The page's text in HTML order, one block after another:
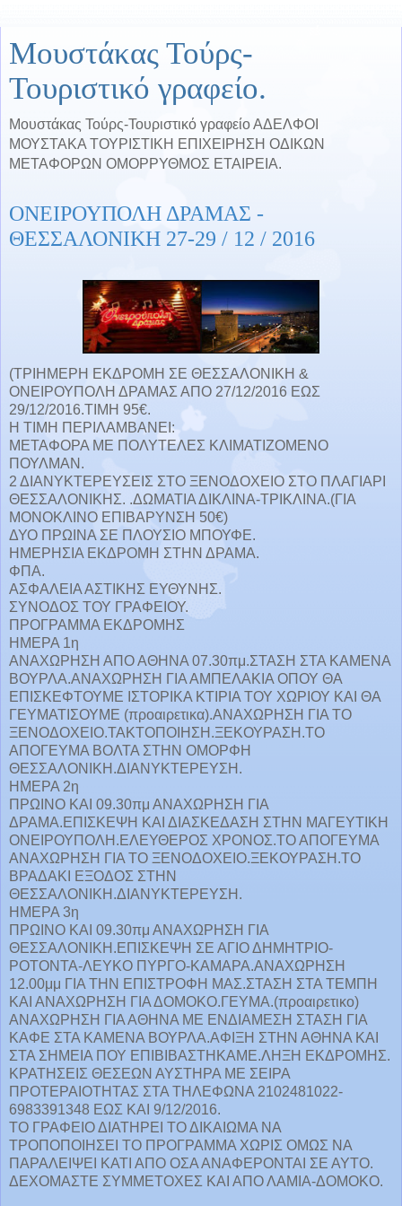
Μουστάκας Τούρς-
Τουριστικό γραφείο.
Μουστάκας Τούρς-Τουριστικό γραφείο ΑΔΕΛΦΟΙ
ΜΟΥΣΤΑΚΑ ΤΟΥΡΙΣΤΙΚΗ ΕΠΙΧΕΙΡΗΣΗ ΟΔΙΚΩΝ
ΜΕΤΑΦΟΡΩΝ ΟΜΟΡΡΥΘΜΟΣ ΕΤΑΙΡΕΙΑ.
ΟΝΕΙΡΟΥΠΟΛΗ ΔΡΑΜΑΣ -
ΘΕΣΣΑΛΟΝΙΚΗ 27-29 / 12 / 2016
(ΤΡΙΗΜΕΡΗ ΕΚΔΡΟΜΗ ΣΕ ΘΕΣΣΑΛΟΝΙΚΗ &
ΟΝΕΙΡΟΥΠΟΛΗ ΔΡΑΜΑΣ ΑΠΟ 27/12/2016 ΕΩΣ
29/12/2016.ΤΙΜΗ 95€.
Η ΤΙΜΗ ΠΕΡΙΛΑΜΒΑΝΕΙ:
ΜΕΤΑΦΟΡΑ ΜΕ ΠΟΛΥΤΕΛΕΣ ΚΛΙΜΑΤΙΖΟΜΕΝΟ
ΠΟΥΛΜΑΝ.
2 ΔΙΑΝΥΚΤΕΡΕΥΣΕΙΣ ΣΤΟ ΞΕΝΟΔΟΧΕΙΟ ΣΤΟ ΠΛΑΓΙΑΡΙ
ΘΕΣΣΑΛΟΝΙΚΗΣ. .ΔΩΜΑΤΙΑ ΔΙΚΛΙΝΑ-ΤΡΙΚΛΙΝΑ.(ΓΙΑ
ΜΟΝΟΚΛΙΝΟ ΕΠΙΒΑΡΥΝΣΗ 50€)
ΔΥΟ ΠΡΩΙΝΑ ΣΕ ΠΛΟΥΣΙΟ ΜΠΟΥΦΕ.
ΗΜΕΡΗΣΙΑ ΕΚΔΡΟΜΗ ΣΤΗΝ ΔΡΑΜΑ.
ΦΠΑ.
ΑΣΦΑΛΕΙΑ ΑΣΤΙΚΗΣ ΕΥΘΥΝΗΣ.
ΣΥΝΟΔΟΣ ΤΟΥ ΓΡΑΦΕΙΟΥ.
ΠΡΟΓΡΑΜΜΑ ΕΚΔΡΟΜΗΣ
ΗΜΕΡΑ 1η
ΑΝΑΧΩΡΗΣΗ ΑΠΟ ΑΘΗΝΑ 07.30πμ.ΣΤΑΣΗ ΣΤΑ ΚΑΜΕΝΑ
ΒΟΥΡΛΑ.ΑΝΑΧΩΡΗΣΗ ΓΙΑ ΑΜΠΕΛΑΚΙΑ ΟΠΟΥ ΘΑ
ΕΠΙΣΚΕΦΤΟΥΜΕ ΙΣΤΟΡΙΚΑ ΚΤΙΡΙΑ ΤΟΥ ΧΩΡΙΟΥ ΚΑΙ ΘΑ
ΓΕΥΜΑΤΙΣΟΥΜΕ (προαιρετικα).ΑΝΑΧΩΡΗΣΗ ΓΙΑ ΤΟ
ΞΕΝΟΔΟΧΕΙΟ.ΤΑΚΤΟΠΟΙΗΣΗ.ΞΕΚΟΥΡΑΣΗ.ΤΟ
ΑΠΟΓΕΥΜΑ ΒΟΛΤΑ ΣΤΗΝ ΟΜΟΡΦΗ
ΘΕΣΣΑΛΟΝΙΚΗ.ΔΙΑΝΥΚΤΕΡΕΥΣΗ.
ΗΜΕΡΑ 2η
ΠΡΩΙΝΟ ΚΑΙ 09.30πμ ΑΝΑΧΩΡΗΣΗ ΓΙΑ
ΔΡΑΜΑ.ΕΠΙΣΚΕΨΗ ΚΑΙ ΔΙΑΣΚΕΔΑΣΗ ΣΤΗΝ ΜΑΓΕΥΤΙΚΗ
ΟΝΕΙΡΟΥΠΟΛΗ.ΕΛΕΥΘΕΡΟΣ ΧΡΟΝΟΣ.ΤΟ ΑΠΟΓΕΥΜΑ
ΑΝΑΧΩΡΗΣΗ ΓΙΑ ΤΟ ΞΕΝΟΔΟΧΕΙΟ.ΞΕΚΟΥΡΑΣΗ.ΤΟ
ΒΡΑΔΑΚΙ ΕΞΟΔΟΣ ΣΤΗΝ
ΘΕΣΣΑΛΟΝΙΚΗ.ΔΙΑΝΥΚΤΕΡΕΥΣΗ.
ΗΜΕΡΑ 3η
ΠΡΩΙΝΟ ΚΑΙ 09.30πμ ΑΝΑΧΩΡΗΣΗ ΓΙΑ
ΘΕΣΣΑΛΟΝΙΚΗ.ΕΠΙΣΚΕΨΗ ΣΕ ΑΓΙΟ ΔΗΜΗΤΡΙΟ-
ΡΟΤΟΝΤΑ-ΛΕΥΚΟ ΠΥΡΓΟ-ΚΑΜΑΡΑ.ΑΝΑΧΩΡΗΣΗ
12.00μμ ΓΙΑ ΤΗΝ ΕΠΙΣΤΡΟΦΗ ΜΑΣ.ΣΤΑΣΗ ΣΤΑ ΤΕΜΠΗ
ΚΑΙ ΑΝΑΧΩΡΗΣΗ ΓΙΑ ΔΟΜΟΚΟ.ΓΕΥΜΑ.(προαιρετικο)
ΑΝΑΧΩΡΗΣΗ ΓΙΑ ΑΘΗΝΑ ΜΕ ΕΝΔΙΑΜΕΣΗ ΣΤΑΣΗ ΓΙΑ
ΚΑΦΕ ΣΤΑ ΚΑΜΕΝΑ ΒΟΥΡΛΑ.ΑΦΙΞΗ ΣΤΗΝ ΑΘΗΝΑ ΚΑΙ
ΣΤΑ ΣΗΜΕΙΑ ΠΟΥ ΕΠΙΒΙΒΑΣΤΗΚΑΜΕ.ΛΗΞΗ ΕΚΔΡΟΜΗΣ.
ΚΡΑΤΗΣΕΙΣ ΘΕΣΕΩΝ ΑΥΣΤΗΡΑ ΜΕ ΣΕΙΡΑ
ΠΡΟΤΕΡΑΙΟΤΗΤΑΣ ΣΤΑ ΤΗΛΕΦΩΝΑ 2102481022-
6983391348 ΕΩΣ ΚΑΙ 9/12/2016.
ΤΟ ΓΡΑΦΕΙΟ ΔΙΑΤΗΡΕΙ ΤΟ ΔΙΚΑΙΩΜΑ ΝΑ
ΤΡΟΠΟΠΟΙΗΣΕΙ ΤΟ ΠΡΟΓΡΑΜΜΑ ΧΩΡΙΣ ΟΜΩΣ ΝΑ
ΠΑΡΑΛΕΙΨΕΙ ΚΑΤΙ ΑΠΟ ΟΣΑ ΑΝΑΦΕΡΟΝΤΑΙ ΣΕ ΑΥΤΟ.
ΔΕΧΟΜΑΣΤΕ ΣΥΜΜΕΤΟΧΕΣ ΚΑΙ ΑΠΟ ΛΑΜΙΑ-ΔΟΜΟΚΟ.